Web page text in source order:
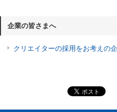
企業の皆さまへ
クリエイターの採用をお考えの